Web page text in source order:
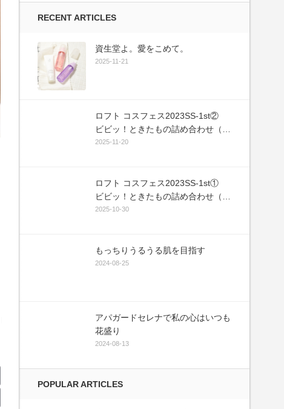
RECENT ARTICLES
資生堂よ。愛をこめて。
2025-11-21
ロフト コスフェス2023SS-1st②
ビビッ！ときたもの詰め合わせ（敬
称略）
2025-11-20
ロフト コスフェス2023SS-1st①
ビビッ！ときたもの詰め合わせ（敬
称略）
2025-10-30
もっちりうるうる肌を目指す
2024-08-25
アパガードセレナで私の心はいつも
花盛り
2024-08-13
POPULAR ARTICLES